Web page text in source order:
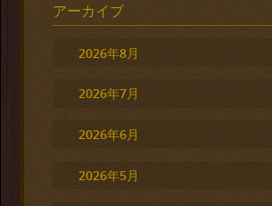
アーカイブ
2026年8月
2026年7月
2026年6月
2026年5月